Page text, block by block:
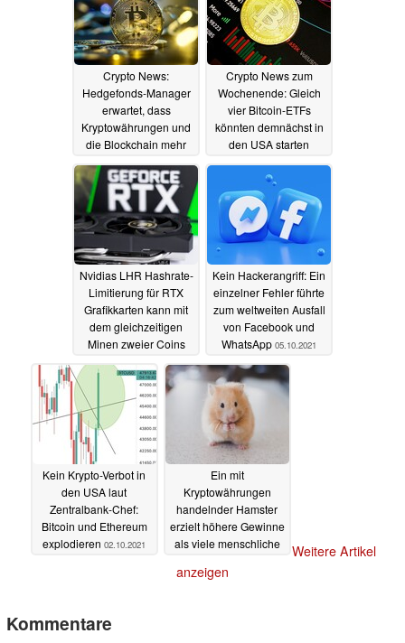
Crypto News:
Hedgefonds-Manager
erwartet, dass
Kryptowährungen und
die Blockchain mehr
Reichtum generieren
werden als das
bisherige Internet
13.10.2021
Crypto News zum
Wochenende: Gleich
vier Bitcoin-ETFs
könnten demnächst in
den USA starten
08.10.2021
Nvidias LHR Hashrate-
Limitierung für RTX
Grafikkarten kann mit
dem gleichzeitigen
Minen zweier Coins
einfach umgangen
werden07.10.2021
Kein Hackerangriff: Ein
einzelner Fehler führte
zum weltweiten Ausfall
von Facebook und
WhatsApp 05.10.2021
Kein Krypto-Verbot in
den USA laut
Zentralbank-Chef:
Bitcoin und Ethereum
explodieren 02.10.2021
Ein mit
Kryptowährungen
handelnder Hamster
erzielt höhere Gewinne
als viele menschliche
Weitere Artikel
anzeigen
Kommentare